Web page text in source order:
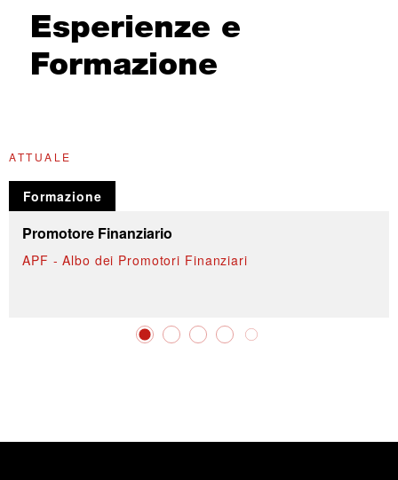
Esperienze e
Formazione
ATTUALE
Formazione
Promotore Finanziario
APF - Albo dei Promotori Finanziari